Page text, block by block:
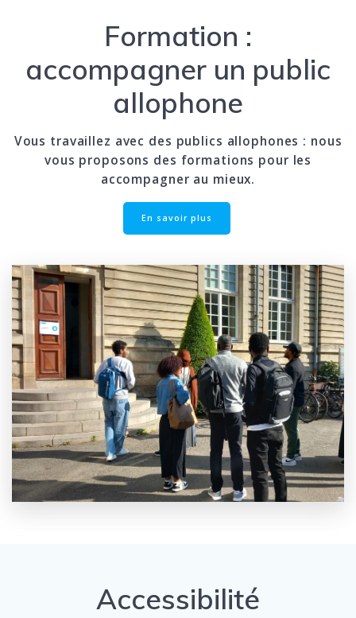
Formation :
accompagner un public
allophone
Vous travaillez avec des publics allophones : nous
vous proposons des formations pour les
accompagner au mieux.
En savoir plus
Accessibilité